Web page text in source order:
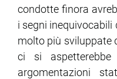
condotte finora
i segni inequivocabili
molto più sviluppate
ci si
argomentazioni